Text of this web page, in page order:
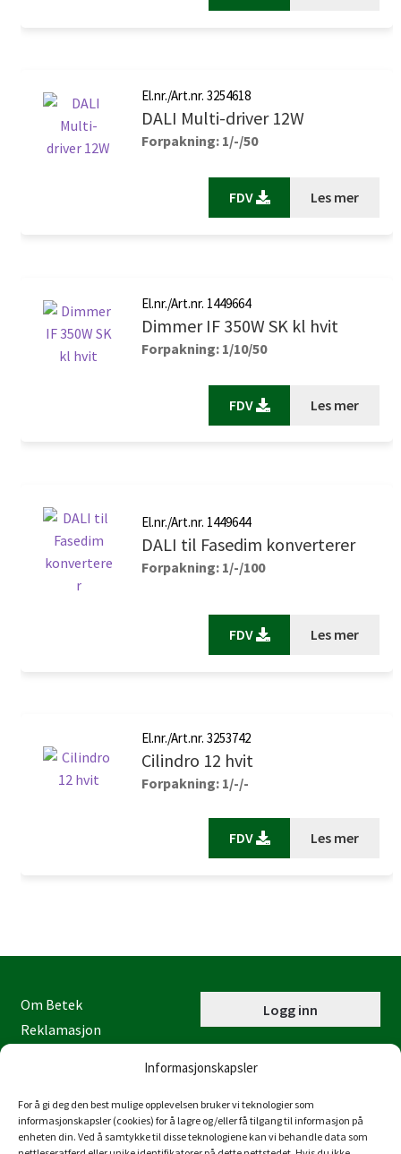
Informasjonskapsler
For å gi deg den best mulige opplevelsen bruker vi teknologier som
informasjonskapsler (cookies) for å lagre og/eller få tilgang til informasjon på
enheten din. Ved å samtykke til disse teknologiene kan vi behandle data som
El.nr./Art.nr. 3254618
DALI Multi-driver 12W
Forpakning: 1/-/50
FDV Les mer
El.nr./Art.nr. 1449664
Dimmer IF 350W SK kl hvit
Forpakning: 1/10/50
FDV Les mer
El.nr./Art.nr. 1449644
DALI til Fasedim konverterer
Forpakning: 1/-/100
FDV Les mer
El.nr./Art.nr. 3253742
Cilindro 12 hvit
Forpakning: 1/-/-
FDV Les mer
Logg inn
Om Betek
Reklamasjon
Personvernerklæring
Åpenhetsloven